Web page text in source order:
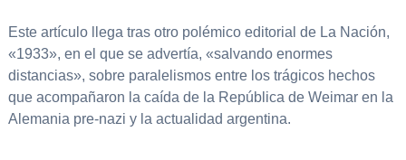
Este artículo llega tras otro polémico editorial de La Nación,
«1933», en el que se advertía, «salvando enormes
distancias», sobre paralelismos entre los trágicos hechos
que acompañaron la caída de la República de Weimar en la
Alemania pre-nazi y la actualidad argentina.